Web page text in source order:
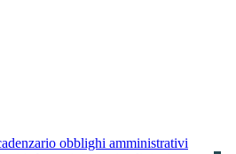
obblighi amministrativi